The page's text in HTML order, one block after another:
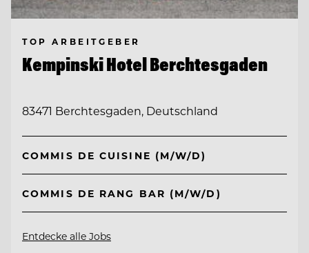
TOP ARBEITGEBER
Kempinski Hotel Berchtesgaden
83471 Berchtesgaden, Deutschland
COMMIS DE CUISINE (M/W/D)
COMMIS DE RANG BAR (M/W/D)
Entdecke alle Jobs